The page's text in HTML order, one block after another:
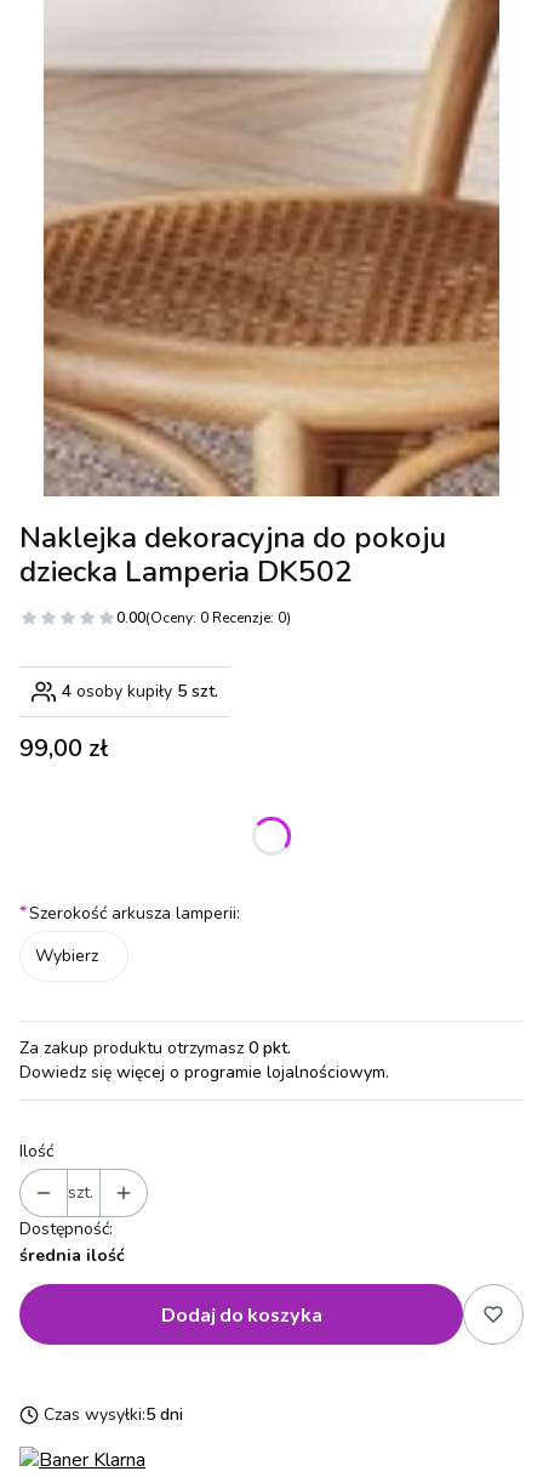
Naklejka dekoracyjna do pokoju
dziecka Lamperia DK502
0.00(Oceny: 0 Recenzje: 0)
4 osoby kupiły 5 szt.
Cena
99,00 zł
Poszczególne warianty mogą różnić się ceną
*Szerokość arkusza lamperii:
Wybierz
Za zakup produktu otrzymasz 0 pkt.
Dowiedz się więcej o programie lojalnościowym.
Ilość
szt.
Dostępność:
średnia ilość
Dodaj do koszyka
Czas wysyłki:5 dni